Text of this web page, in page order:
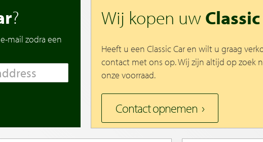
?
mail zodra een
Wij kopen uw
Heeft u een Classic Car en wilt u graag
contact met ons op. Wij zijn altijd op zoek
onze voorraad.
Contact opnemen